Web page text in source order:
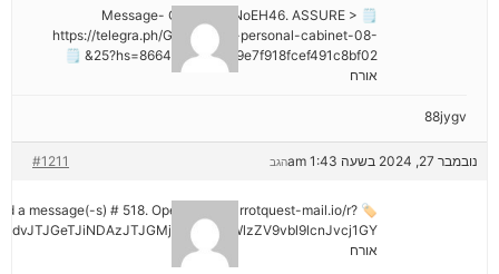
🗒 Message- Operation NoEH46. ASSURE >
https://telegra.ph/Go-to-your-personal-cabinet-08-
25?hs=8664c520642b9e7f918fcef491c8bf02& 🗒
אורח
88jygv
נובמבר 27, 2024 בשעה 1:43 am #1211 הגב
a message(-s) # 518. Open > out.carrotquest-mail.io/r?
אורח